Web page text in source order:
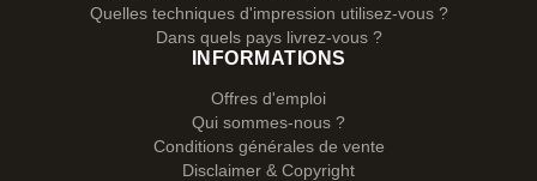
Quelles techniques d'impression utilisez-vous ?
Dans quels pays livrez-vous ?
INFORMATIONS
Offres d'emploi
Qui sommes-nous ?
Conditions générales de vente
Disclaimer & Copyright